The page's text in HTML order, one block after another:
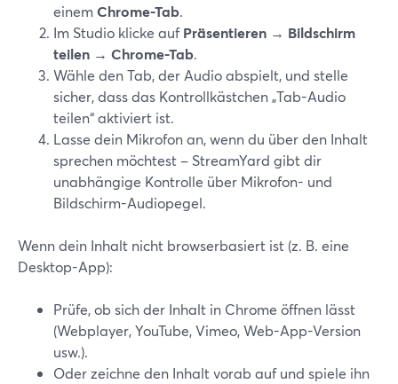
einem Chrome-Tab.
Im Studio klicke aufPräsentieren → Bildschirm
teilen → Chrome-Tab.
Wähle den Tab, der Audio abspielt, und stelle
sicher, dass das Kontrollkästchen „Tab-Audio
teilen“ aktiviert ist.
Lasse dein Mikrofon an, wenn du über den Inhalt
sprechen möchtest – StreamYard gibt dir
unabhängige Kontrolle über Mikrofon- und
Bildschirm-Audiopegel.
Wenn dein Inhalt nicht browserbasiert ist (z. B. eine
Desktop-App):
Prüfe, ob sich der Inhalt in Chrome öffnen lässt
(Webplayer, YouTube, Vimeo, Web-App-Version
usw.).
Oder zeichne den Inhalt vorab auf und spiele ihn